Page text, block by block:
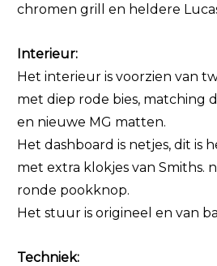
chromen grill en heldere
Interieur:
Het interieur is voorzien van
met diep rode bies, matching
en nieuwe MG matten.
Het dashboard is netjes, dit is
met extra klokjes van Smiths.
ronde pookknop.
Het stuur is origineel en van
Techniek: